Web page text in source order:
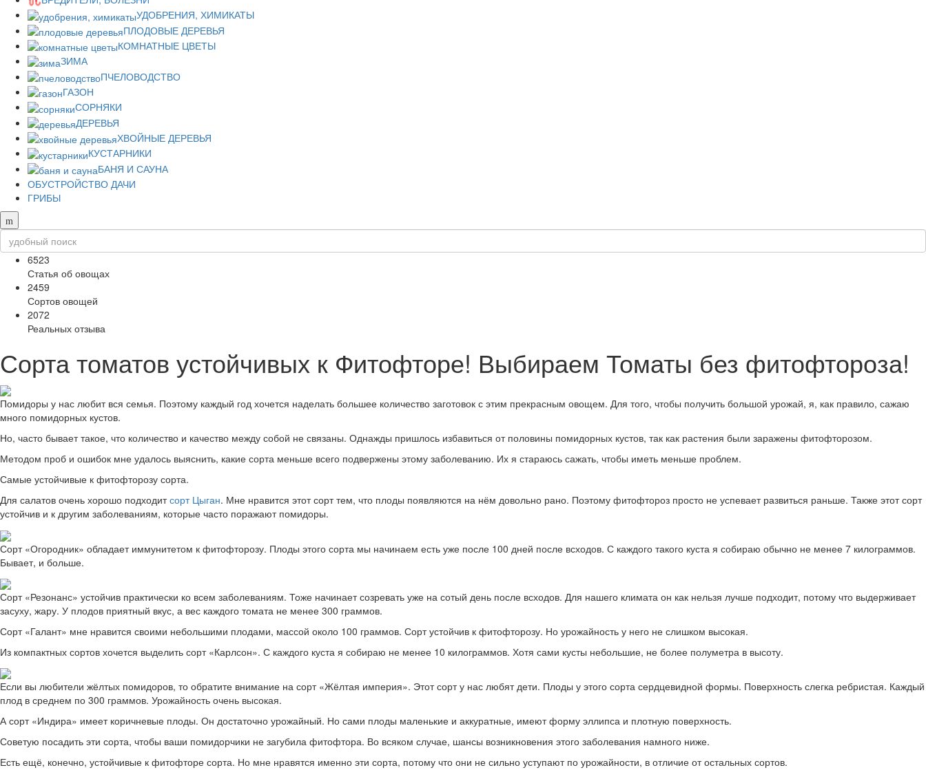
УДОБРЕНИЯ, ХИМИКАТЫ
ПЛОДОВЫЕ ДЕРЕВЬЯ
КОМНАТНЫЕ ЦВЕТЫ
ЗИМА
ПЧЕЛОВОДСТВО
ГАЗОН
СОРНЯКИ
ДЕРЕВЬЯ
ХВОЙНЫЕ ДЕРЕВЬЯ
КУСТАРНИКИ
БАНЯ И САУНА
ОБУСТРОЙСТВО ДАЧИ
ГРИБЫ
6523
Статья об овощах
2459
Сортов овощей
2072
Реальных отзыва
Сорта томатов устойчивых к Фитофторе! Выбираем Томаты без фитофтороза!
Помидоры у нас любит вся семья. Поэтому каждый год хочется наделать большее количество заготовок с этим прекрасным овощем. Для того, чтобы получить большой урожай, я, как правило, сажаю
много помидорных кустов.
Но, часто бывает такое, что количество и качество между собой не связаны. Однажды пришлось избавиться от половины помидорных кустов, так как растения были заражены фитофторозом.
Методом проб и ошибок мне удалось выяснить, какие сорта меньше всего подвержены этому заболеванию. Их я стараюсь сажать, чтобы иметь меньше проблем.
Самые устойчивые к фитофторозу сорта.
Для салатов очень хорошо подходитсорт Цыган. Мне нравится этот сорт тем, что плоды появляются на нём довольно рано. Поэтому фитофтороз просто не успевает развиться раньше. Также этот сорт
устойчив и к другим заболеваниям, которые часто поражают помидоры.
Сорт «Огородник» обладает иммунитетом к фитофторозу. Плоды этого сорта мы начинаем есть уже после 100 дней после всходов. С каждого такого куста я собираю обычно не менее 7 килограммов.
Бывает, и больше.
Сорт «Резонанс» устойчив практически ко всем заболеваниям. Тоже начинает созревать уже на сотый день после всходов. Для нашего климата он как нельзя лучше подходит, потому что выдерживает
засуху, жару. У плодов приятный вкус, а вес каждого томата не менее 300 граммов.
Сорт «Галант» мне нравится своими небольшими плодами, массой около 100 граммов. Сорт устойчив к фитофторозу. Но урожайность у него не слишком высокая.
Из компактных сортов хочется выделить сорт «Карлсон». С каждого куста я собираю не менее 10 килограммов. Хотя сами кусты небольшие, не более полуметра в высоту.
Если вы любители жёлтых помидоров, то обратите внимание на сорт «Жёлтая империя». Этот сорт у нас любят дети. Плоды у этого сорта сердцевидной формы. Поверхность слегка ребристая. Каждый
плод в среднем по 300 граммов. Урожайность очень высокая.
А сорт «Индира» имеет коричневые плоды. Он достаточно урожайный. Но сами плоды маленькие и аккуратные, имеют форму эллипса и плотную поверхность.
Советую посадить эти сорта, чтобы ваши помидорчики не загубила фитофтора. Во всяком случае, шансы возникновения этого заболевания намного ниже.
Есть ещё, конечно, устойчивые к фитофторе сорта. Но мне нравятся именно эти сорта, потому что они не сильно уступают по урожайности, в отличие от остальных сортов.